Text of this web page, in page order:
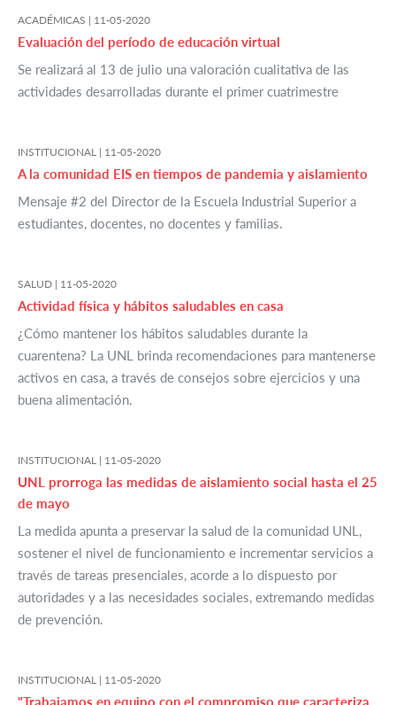
ACADÉMICAS | 11-05-2020
Evaluación del período de educación virtual
Se realizará al 13 de julio una valoración cualitativa de las
actividades desarrolladas durante el primer cuatrimestre
INSTITUCIONAL | 11-05-2020
A la comunidad EIS en tiempos de pandemia y aislamiento
Mensaje #2 del Director de la Escuela Industrial Superior a
estudiantes, docentes, no docentes y familias.
SALUD | 11-05-2020
Actividad física y hábitos saludables en casa
¿Cómo mantener los hábitos saludables durante la
cuarentena? La UNL brinda recomendaciones para mantenerse
activos en casa, a través de consejos sobre ejercicios y una
buena alimentación.
INSTITUCIONAL | 11-05-2020
UNL prorroga las medidas de aislamiento social hasta el 25
de mayo
La medida apunta a preservar la salud de la comunidad UNL,
sostener el nivel de funcionamiento e incrementar servicios a
través de tareas presenciales, acorde a lo dispuesto por
autoridades y a las necesidades sociales, extremando medidas
de prevención.
INSTITUCIONAL | 11-05-2020
"Trabajamos en equipo con el compromiso que caracteriza